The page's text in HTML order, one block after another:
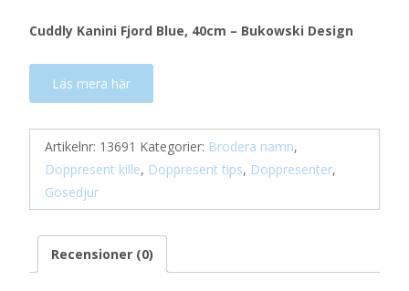
Cuddly Kanini Fjord Blue, 40cm – Bukowski Design
Läs mera här
Artikelnr: 13691 Kategorier: Brodera namn,
Doppresent kille, Doppresent tips, Doppresenter,
Gosedjur
Recensioner (0)